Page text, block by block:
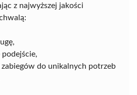
z najwyższej jakości
do unikalnych potrzeb